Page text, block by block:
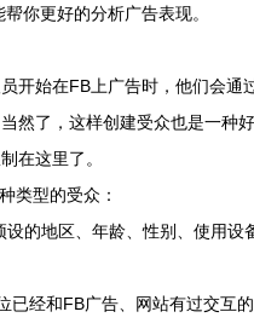
你更好的分析广告表现。
开始在FB上广告时，他们会通
然了，这样创建受众也是一种
在这里了。
类型的受众：
的地区、年龄、性别、使用设
已经和FB广告、网站有过交互